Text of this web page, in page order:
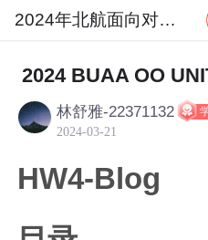
2024年北航面向对象设计与构造
社区 2024年北航面向对
2024 BUAA OO
林舒雅-22371132
2024-03-21
HW4-Blog